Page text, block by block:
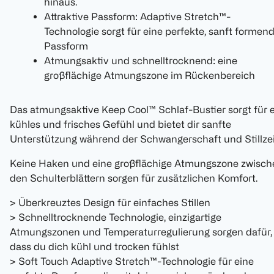
Attraktive Passform: Adaptive Stretch™-
Technologie sorgt für eine perfekte, sanft
Passform
Atmungsaktiv und schnelltrocknend: eine
großflächige Atmungszone im Rückenbereich
Das atmungsaktive Keep Cool™ Schlaf-Bustier sorgt für
kühles und frisches Gefühl und bietet dir sanfte
Unterstützung während der Schwangerschaft und
Keine Haken und eine großflächige Atmungszone
den Schulterblättern sorgen für zusätzlichen Komfort.
> Überkreuztes Design für einfaches Stillen
> Schnelltrocknende Technologie, einzigartige
Atmungszonen und Temperaturregulierung sorgen dafür,
dass du dich kühl und trocken fühlst
> Soft Touch Adaptive Stretch™-Technologie für eine